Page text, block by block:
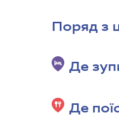
Поряд з
Де
Де